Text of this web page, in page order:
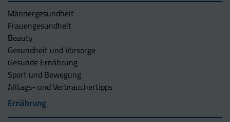
Männergesundheit
Frauengesundheit
Beauty
Gesundheit und Vorsorge
Gesunde Ernährung
Sport und Bewegung
Alltags- und Verbrauchertipps
Ernährung